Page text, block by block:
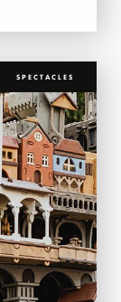
SPECTACLES